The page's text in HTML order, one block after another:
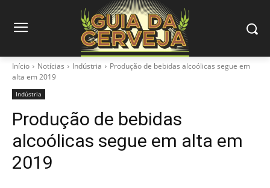
Início Notícias Indústria
Produção de bebidas alcoólicas segue em
alta em 2019
Indústria
Produção de bebidas
alcoólicas segue em alta em
2019